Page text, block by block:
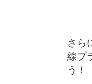
さら
線プ
う！